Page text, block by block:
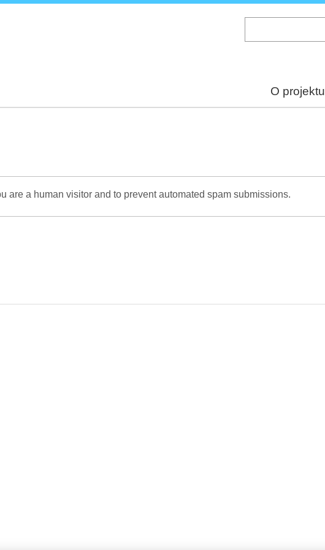
O projektu
are a human visitor and to prevent automated spam submissions.